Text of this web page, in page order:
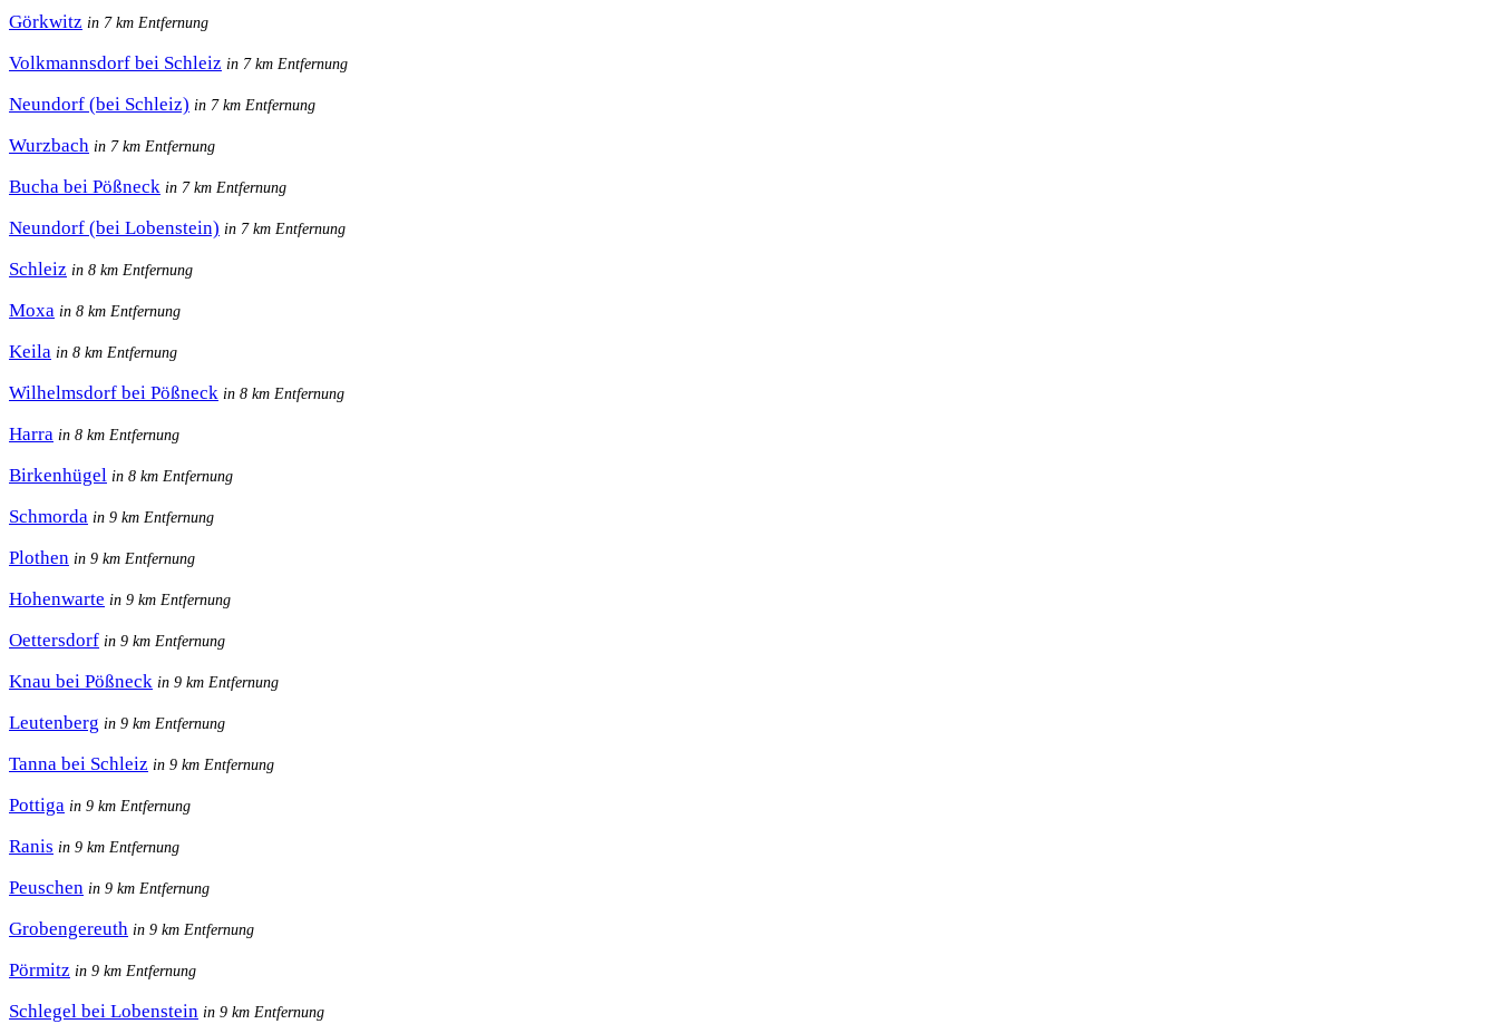
Görkwitz in 7 km Entfernung
Volkmannsdorf bei Schleiz in 7 km Entfernung
Neundorf (bei Schleiz) in 7 km Entfernung
Wurzbach in 7 km Entfernung
Bucha bei Pößneck in 7 km Entfernung
Neundorf (bei Lobenstein) in 7 km Entfernung
Schleiz in 8 km Entfernung
Moxa in 8 km Entfernung
Keila in 8 km Entfernung
Wilhelmsdorf bei Pößneck in 8 km Entfernung
Harra in 8 km Entfernung
Birkenhügel in 8 km Entfernung
Schmorda in 9 km Entfernung
Plothen in 9 km Entfernung
Hohenwarte in 9 km Entfernung
Oettersdorf in 9 km Entfernung
Knau bei Pößneck in 9 km Entfernung
Leutenberg in 9 km Entfernung
Tanna bei Schleiz in 9 km Entfernung
Pottiga in 9 km Entfernung
Ranis in 9 km Entfernung
Peuschen in 9 km Entfernung
Grobengereuth in 9 km Entfernung
Pörmitz in 9 km Entfernung
Schlegel bei Lobenstein in 9 km Entfernung